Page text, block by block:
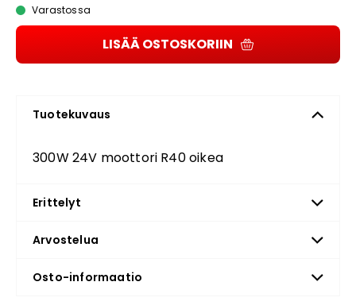
Varastossa
LISÄÄ OSTOSKORIIN
Tuotekuvaus
300W 24V moottori R40 oikea
Erittelyt
Arvostelua
Osto-informaatio